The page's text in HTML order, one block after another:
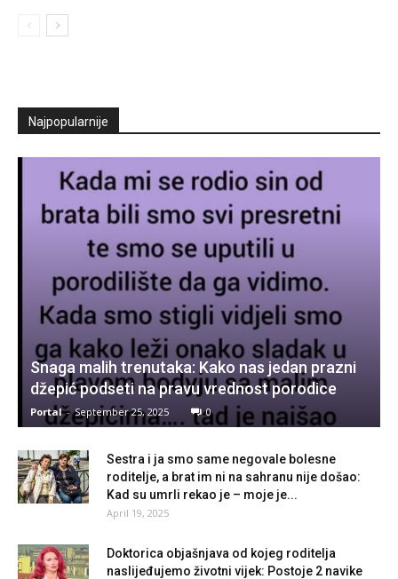
Najpopularnije
Snaga malih trenutaka: Kako nas jedan prazni
džepić podseti na pravu vrednost porodice
Portal - September 25, 2025 0
Sestra i ja smo same negovale bolesne
roditelje, a brat im ni na sahranu nije došao:
Kad su umrli rekao je – moje je...
April 19, 2025
Doktorica objašnjava od kojeg roditelja
naslijeđujemo životni vijek: Postoje 2 navike